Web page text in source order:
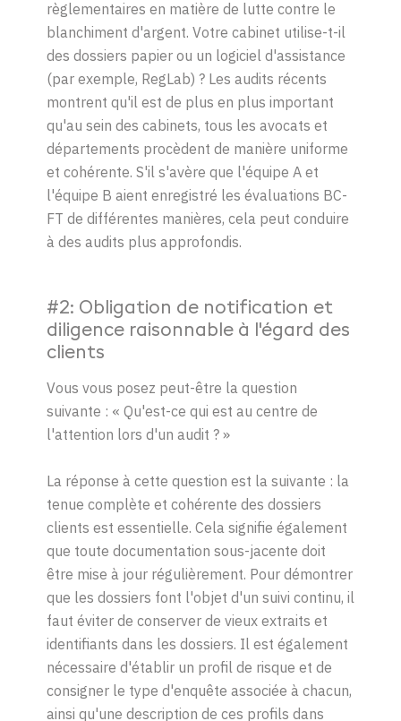
règlementaires en matière de lutte contre le
blanchiment d'argent. Votre cabinet utilise-t-il
des dossiers papier ou un logiciel d'assistance
(par exemple, RegLab) ? Les audits récents
montrent qu'il est de plus en plus important
qu'au sein des cabinets, tous les avocats et
départements procèdent de manière uniforme
et cohérente. S'il s'avère que l'équipe A et
l'équipe B aient enregistré les évaluations BC-
FT de différentes manières, cela peut conduire
à des audits plus approfondis.
#2: Obligation de notification et
diligence raisonnable à l'égard des
clients
Vous vous posez peut-être la question
suivante : « Qu'est-ce qui est au centre de
l'attention lors d'un audit ? »
La réponse à cette question est la suivante : la
tenue complète et cohérente des dossiers
clients est essentielle. Cela signifie également
que toute documentation sous-jacente doit
être mise à jour régulièrement. Pour démontrer
que les dossiers font l'objet d'un suivi continu, il
faut éviter de conserver de vieux extraits et
identifiants dans les dossiers. Il est également
nécessaire d'établir un profil de risque et de
consigner le type d'enquête associée à chacun,
ainsi qu'une description de ces profils dans